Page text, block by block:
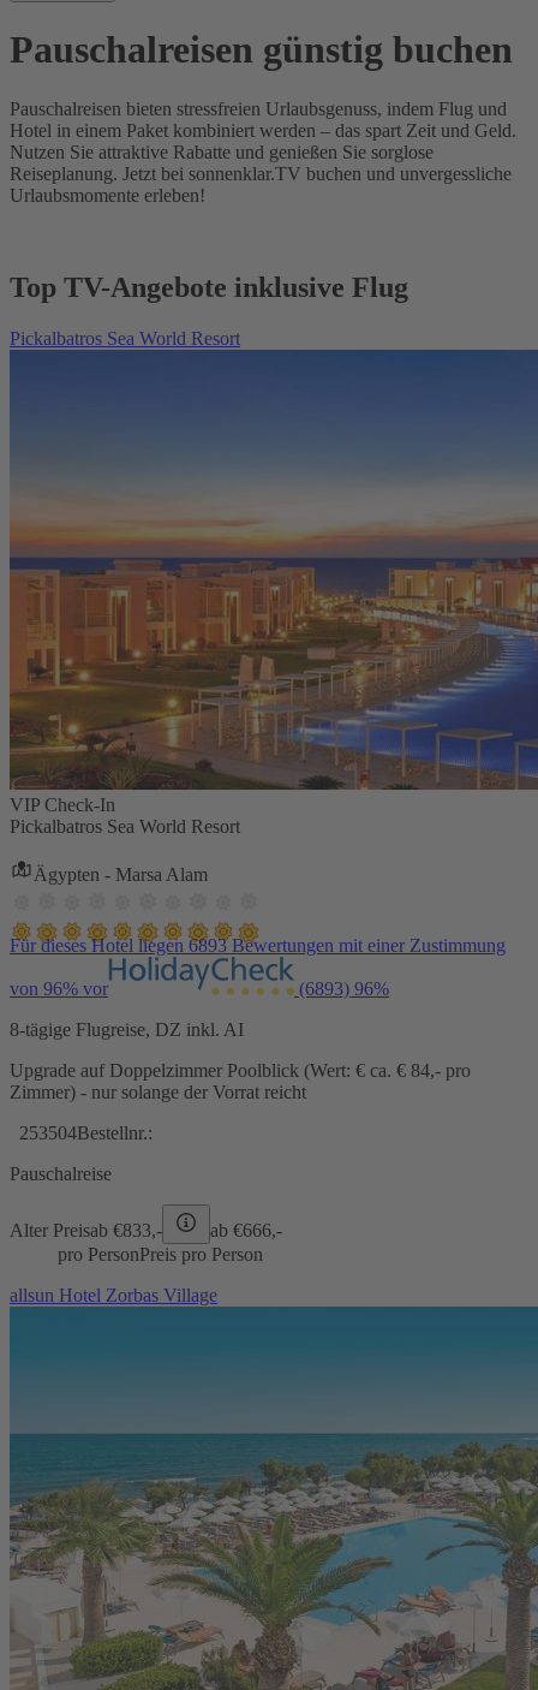
Pauschalreisen günstig buchen
Pauschalreisen bieten stressfreien Urlaubsgenuss, indem Flug und
Hotel in einem Paket kombiniert werden – das spart Zeit und Geld.
Nutzen Sie attraktive Rabatte und genießen Sie sorglose
Reiseplanung. Jetzt bei sonnenklar.TV buchen und unvergessliche
Urlaubsmomente erleben!
Top TV-Angebote inklusive Flug
Pickalbatros Sea World Resort
VIP Check-In
Pickalbatros Sea World Resort
Ägypten - Marsa Alam
Für dieses Hotel liegen 6893 Bewertungen mit einer Zustimmung
von 96% vor (6893) 96%
8-tägige Flugreise, DZ inkl. AI
Upgrade auf Doppelzimmer Poolblick (Wert: € ca. € 84,- pro
Zimmer) - nur solange der Vorrat reicht
253504Bestellnr.:
Pauschalreise
Alter Preisab €833,- ab €666,-
pro PersonPreis pro Person
allsun Hotel Zorbas Village